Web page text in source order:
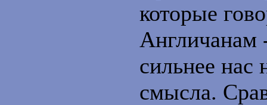
которые
Англичанам
сильнее нас
смысла.